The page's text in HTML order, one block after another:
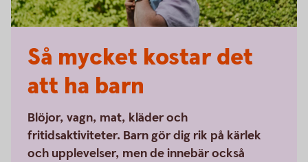
Så mycket kostar det
att ha barn
Blöjor, vagn, mat, kläder och
fritidsaktiviteter. Barn gör dig rik på kärlek
och upplevelser, men de innebär också